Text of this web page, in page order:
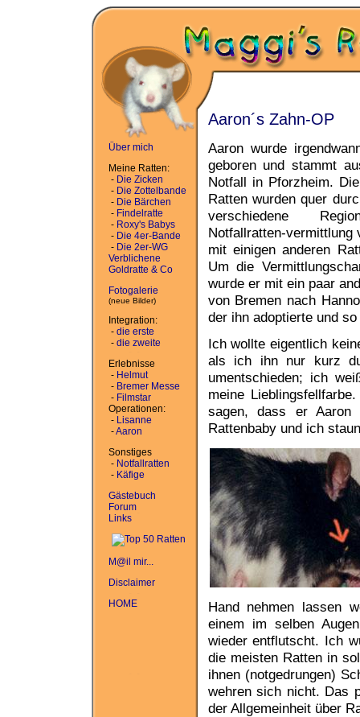
Über mich
Meine Ratten:
- Die Zicken
- Die Zottelbande
- Die Bärchen
- Findelratte
- Roxy's Babys
- Die 4er-Bande
- Die 2er-WG
Verblichene
Goldratte & Co
Fotogalerie
(neue Bilder)
Integration:
- die erste
- die zweite
Erlebnisse
- Helmut
- Bremer Messe
- Filmstar
Operationen:
- Lisanne
-Aaron
Sonstiges
- Notfallratten
- Käfige
Gästebuch
Forum
Links
M@il mir...
Disclaimer
HOME
Aaron´s Zahn-OP
Aaron wurde
geboren und stammt
Notfall in Pforzheim.
Ratten wurden quer
verschiedene
Notfallratten-vermittlung
mit einigen anderen
Um die
wurde er mit ein paar
von Bremen nach
der ihn adoptierte und
Ich wollte eigentlich
als ich ihn nur kurz
umentschieden; ich
meine
sagen, dass er
Rattenbaby und ich
Hand nehmen lassen
einem im selben
wieder entflutscht. Ich
die meisten Ratten in
ihnen (notgedrungen)
wehren sich nicht. Das
der Allgemeinheit über